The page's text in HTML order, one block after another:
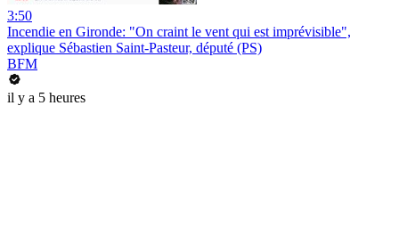
3:50
Incendie en Gironde: "On craint le vent qui est imprévisible",
explique Sébastien Saint-Pasteur, député (PS)
BFM
il y a 5 heures